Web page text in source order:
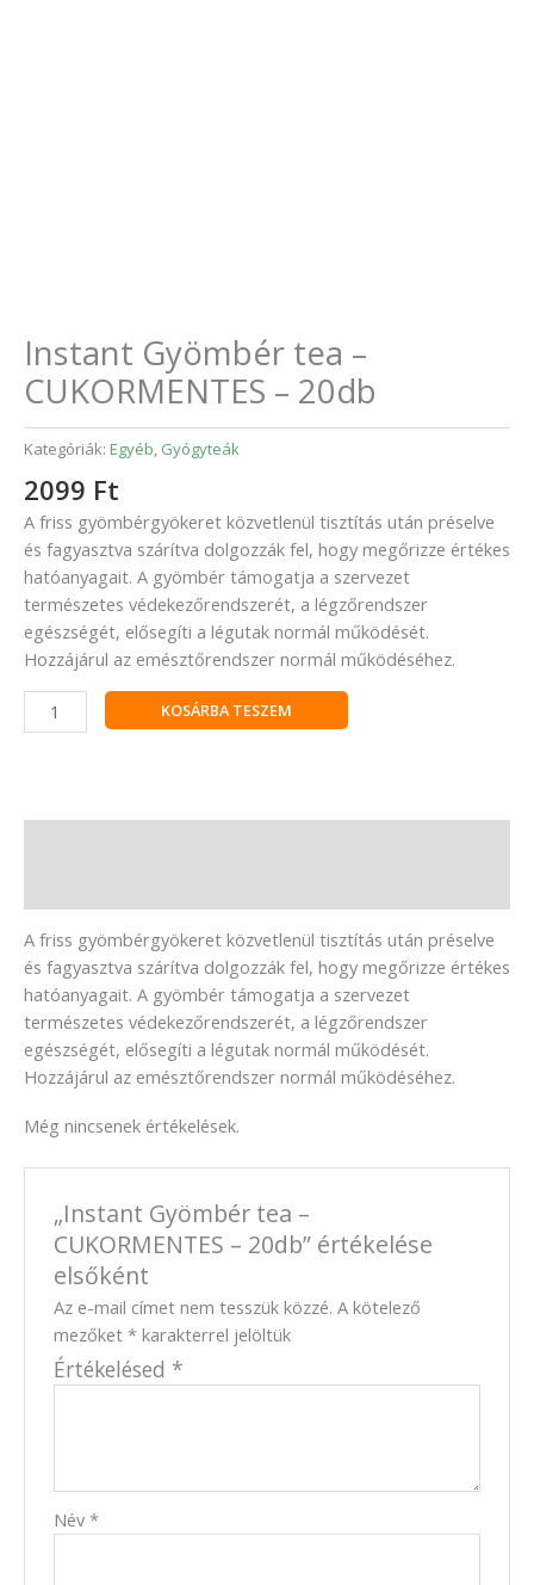
Instant Gyömbér tea –
CUKORMENTES – 20db
Kategóriák: Egyéb, Gyógyteák
2099 Ft
A friss gyömbérgyökeret közvetlenül tisztítás után préselve
és fagyasztva szárítva dolgozzák fel, hogy megőrizze értékes
hatóanyagait. A gyömbér támogatja a szervezet
természetes védekezőrendszerét, a légzőrendszer
egészségét, elősegíti a légutak normál működését.
Hozzájárul az emésztőrendszer normál működéséhez.
KOSÁRBA TESZEM
A friss gyömbérgyökeret közvetlenül tisztítás után préselve
és fagyasztva szárítva dolgozzák fel, hogy megőrizze értékes
hatóanyagait. A gyömbér támogatja a szervezet
természetes védekezőrendszerét, a légzőrendszer
egészségét, elősegíti a légutak normál működését.
Hozzájárul az emésztőrendszer normál működéséhez.
Még nincsenek értékelések.
„Instant Gyömbér tea –
CUKORMENTES – 20db” értékelése
elsőként
Az e-mail címet nem tesszük közzé. A kötelező
mezőket* karakterrel jelöltük
Értékelésed *
Név*